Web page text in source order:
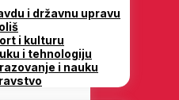
i državnu upravu
i kulturu
i tehnologiju
i nauku